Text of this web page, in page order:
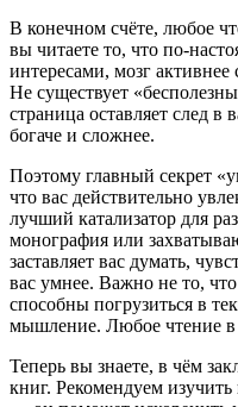
В конечном счёте, любое
вы читаете то, что по-
интересами, мозг
Не существует
страница оставляет след в
богаче и сложнее.
Поэтому главный секрет
что вас действительно
лучший катализатор для
монография или
заставляет вас думать,
вас умнее. Важно не то,
способны погрузиться в
мышление. Любое чтение
Теперь вы знаете, в чём
книг. Рекомендуем